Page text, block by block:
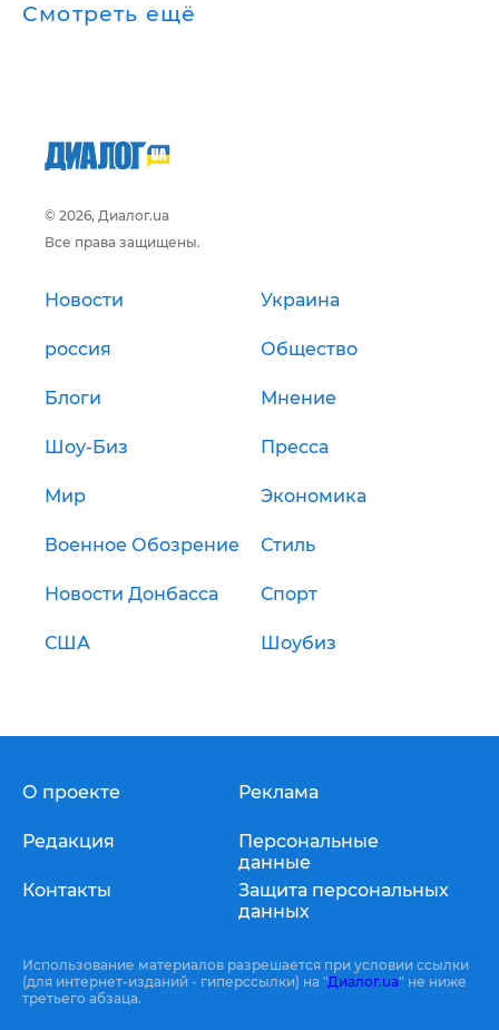
Смотреть ещё
© 2026, Диалог.ua
Все права защищены.
Новости Украина
россия Общество
Блоги Мнение
Шоу-Биз Пресса
Мир Экономика
Военное Обозрение Стиль
Новости Донбасса Спорт
США Шоубиз
О проекте
Редакция
Контакты
Реклама
Персональные
данные
Защита персональных
данных
Использование материалов разрешается при условии ссылки
(для интернет-изданий - гиперссылки) на "Диалог.ua" не ниже
третьего абзаца.